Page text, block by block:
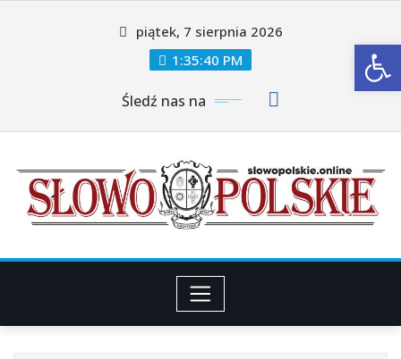
piątek, 7 sierpnia 2026
1:35:41 PM
Śledź nas na